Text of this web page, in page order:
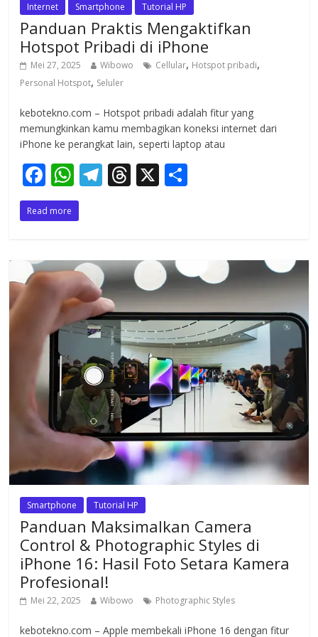
Internet Smartphone Tutorial HP
Panduan Praktis Mengaktifkan
Hotspot Pribadi di iPhone
Mei 27, 2025 Wibowo Cellular, Hotspot pribadi,
Personal Hotspot, Seluler
kebotekno.com – Hotspot pribadi adalah fitur yang
memungkinkan kamu membagikan koneksi internet dari
iPhone ke perangkat lain, seperti laptop atau
F
ac
e
o
o
k
W
h
at
A
p
p
T
a
m
T
d
s
X
Read more
Smartphone Tutorial HP
Panduan Maksimalkan Camera
Control & Photographic Styles di
iPhone 16: Hasil Foto Setara Kamera
Profesional!
Mei 22, 2025 Wibowo Photographic Styles
kebotekno.com – Apple membekali iPhone 16 dengan fitur